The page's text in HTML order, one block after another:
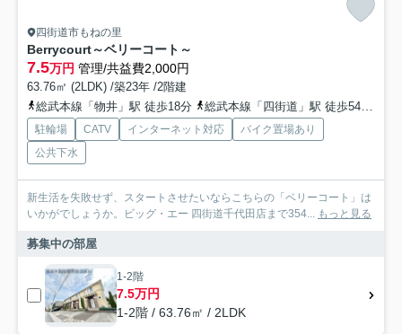
四街道市もねの里
Berrycourt～ベリーコート～
7.5万円 管理/共益費2,000円
63.76㎡ (2LDK) /築23年 /2階建
総武本線「物井」駅 徒歩18分
総武本線「四街道」駅 徒歩54分
駐輪場 CATV インターネット対応
バイク置場あり
公共下水
新生活を失敗せず、スタートさせたいならこちらの「ベリーコート」は
いかがでしょうか。ビッグ・エー 四街道千代田店まで354... もっと見る
募集中の部屋
1-2階
7.5万円
1-2階 / 63.76㎡ / 2LDK